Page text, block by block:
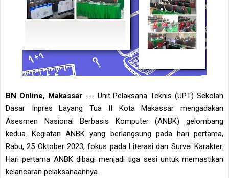
BN Online, Makassar--- Unit Pelaksana Teknis (UPT) Sekolah
Dasar Inpres Layang Tua II Kota Makassar mengadakan
Asesmen Nasional Berbasis Komputer (ANBK) gelombang
kedua. Kegiatan ANBK yang berlangsung pada hari pertama,
Rabu, 25 Oktober 2023, fokus pada Literasi dan Survei Karakter.
Hari pertama ANBK dibagi menjadi tiga sesi untuk memastikan
kelancaran pelaksanaannya.